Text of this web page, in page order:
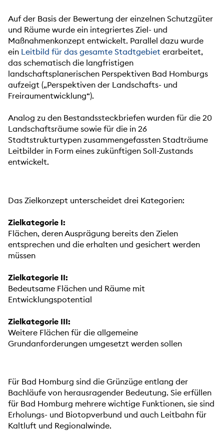
Auf der Basis der Bewertung der einzelnen Schutzgüter
und Räume wurde ein integriertes Ziel- und
Maßnahmenkonzept entwickelt. Parallel dazu wurde
ein Leitbild für das gesamte Stadtgebiet erarbeitet,
das schematisch die langfristigen
landschaftsplanerischen Perspektiven Bad Homburgs
aufzeigt („Perspektiven der Landschafts- und
Freiraumentwicklung“).
Analog zu den Bestandssteckbriefen wurden für die 20
Landschaftsräume sowie für die in 26
Stadtstrukturtypen zusammengefassten Stadträume
Leitbilder in Form eines zukünftigen Soll-Zustands
entwickelt.
Das Zielkonzept unterscheidet drei Kategorien:
Zielkategorie I:
Flächen, deren Ausprägung bereits den Zielen
entsprechen und die erhalten und gesichert werden
müssen
Zielkategorie II:
Bedeutsame Flächen und Räume mit
Entwicklungspotential
Zielkategorie III:
Weitere Flächen für die allgemeine
Grundanforderungen umgesetzt werden sollen
Für Bad Homburg sind die Grünzüge entlang der
Bachläufe von herausragender Bedeutung. Sie erfüllen
für Bad Homburg mehrere wichtige Funktionen, sie sind
Erholungs- und Biotopverbund und auch Leitbahn für
Kaltluft und Regionalwinde.